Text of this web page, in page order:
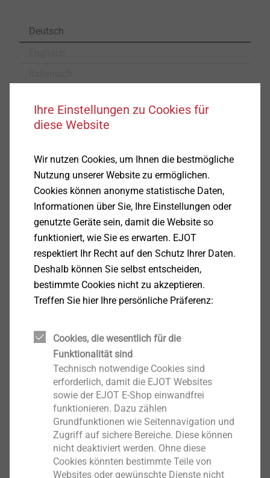
Deutsch
ETA-07/0013.pdf 3 MB
EPD Flachdachbefestigungssysteme.pdf
FM Approval.pdf 157 KB
Weitere Längen auf Anfrage.
Filter
FBS-R-6,3x35
5763035512
Ihre Einstellungen zu Cookies für
diese Website
Wir nutzen Cookies, um Ihnen die bestmögliche
Nutzung unserer Website zu ermöglichen.
Cookies können anonyme statistische Daten,
Informationen über Sie, Ihre Einstellungen oder
genutzte Geräte sein, damit die Website so
funktioniert, wie Sie es erwarten. EJOT
respektiert Ihr Recht auf den Schutz Ihrer Daten.
Deshalb können Sie selbst entscheiden,
bestimmte Cookies nicht zu akzeptieren.
Treffen Sie hier Ihre persönliche Präferenz:
Cookies, die wesentlich für die
Funktionalität sind
Technisch notwendige Cookies sind
erforderlich, damit die EJOT Websites
sowie der EJOT E-Shop einwandfrei
funktionieren. Dazu zählen
Grundfunktionen wie Seitennavigation und
Zugriff auf sichere Bereiche. Diese können
nicht deaktiviert werden. Ohne diese
Cookies könnten bestimmte Teile von
Websites oder gewünschte Dienste nicht